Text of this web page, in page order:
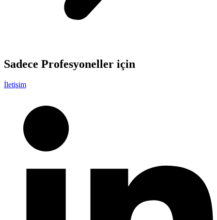
Sadece Profesyoneller için
İletişim